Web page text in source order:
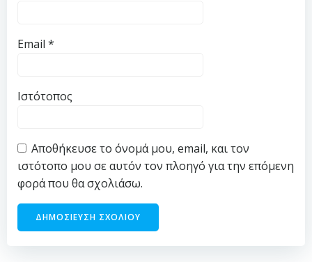
Email *
Ιστότοπος
Αποθήκευσε το όνομά μου, email, και τον
ιστότοπο μου σε αυτόν τον πλοηγό για την επόμενη
φορά που θα σχολιάσω.